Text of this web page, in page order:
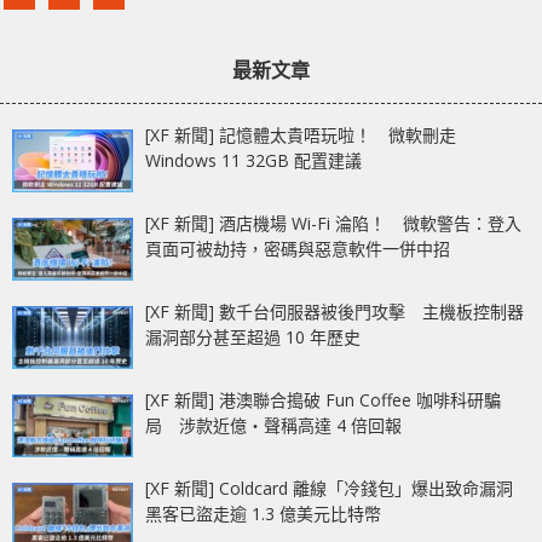
最新文章
[XF 新聞] 記憶體太貴唔玩啦！ 微軟刪走
Windows 11 32GB 配置建議
[XF 新聞] 酒店機場 Wi-Fi 淪陷！ 微軟警告：登入
頁面可被劫持，密碼與惡意軟件一併中招
[XF 新聞] 數千台伺服器被後門攻擊 主機板控制器
漏洞部分甚至超過 10 年歷史
[XF 新聞] 港澳聯合搗破 Fun Coffee 咖啡科研騙
局 涉款近億‧聲稱高達 4 倍回報
[XF 新聞] Coldcard 離線「冷錢包」爆出致命漏洞
黑客已盜走逾 1.3 億美元比特幣